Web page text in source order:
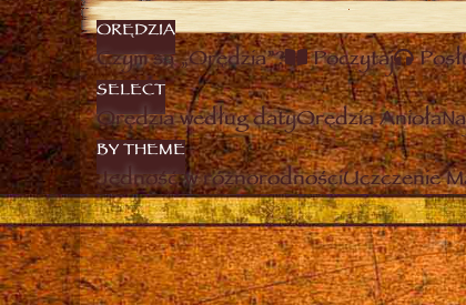
ORĘDZIA
Czym są „Orędzia”? Poczytaj
SELECT
Orędzia według datyOrędzia Anioła
BY THEME
Jedność w różnorodnościUczczenie